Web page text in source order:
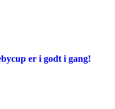
er i godt i gang!